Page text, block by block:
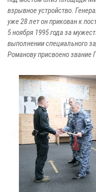
взрывное устройство.
уже 28 лет он прикован к
5 ноября 1995 года за
выполнении специального
Романову присвоено звание